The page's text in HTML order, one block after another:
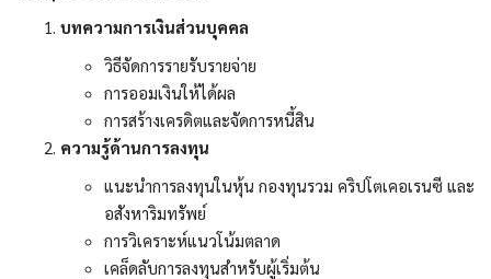
มั่งคั่งทางทรัพย์สิน
มั่งคั่งทางความรู้และทักษะ
มั่งคั่งทางข่าวสาร
มั่งคั่งทางสลากกินแบ่งรัฐบาล
มั่งคั่งทางหวยลาว
บทความการเงินส่วนบุคคล
วิธีจัดการรายรับรายจ่าย
การออมเงินให้ได้ผล
การสร้างเครดิตและจัดการหนี้สิน
ความรู้ด้านการลงทุน
แนะนำการลงทุนในหุ้น กองทุนรวม คริปโตเคอเรนซี และ
อสังหาริมทรัพย์
การวิเคราะห์แนวโน้มตลาด
เคล็ดลับการลงทุนสำหรับผู้เริ่มต้น